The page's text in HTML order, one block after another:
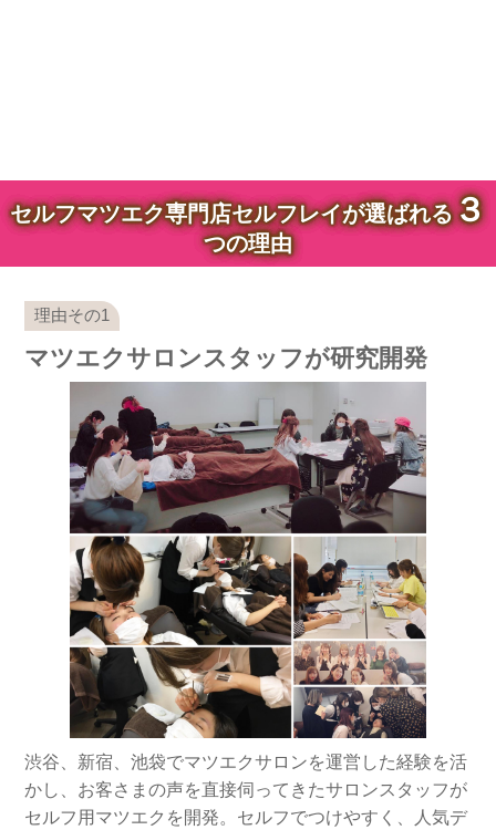
セルフマツエク専門店セルフレイが選ばれる３
つの理由
マツエクサロンスタッフが研究開発
渋谷、新宿、池袋でマツエクサロンを運営した経験を活
かし、お客さまの声を直接伺ってきたサロンスタッフが
セルフ用マツエクを開発。セルフでつけやすく、人気デ